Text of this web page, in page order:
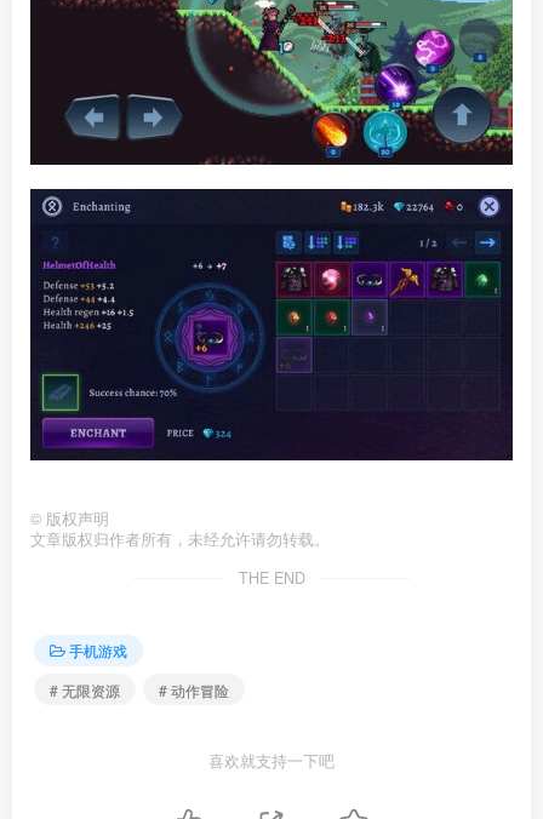
© 版权声明
文章版权归作者所有，未经允许请勿转载。
THE END
手机游戏
# 无限资源
# 动作冒险
喜欢就支持一下吧